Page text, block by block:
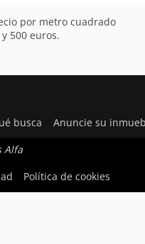
por metro cuadrado
500 euros.
busca Anuncie su
Alfa
Política de cookies